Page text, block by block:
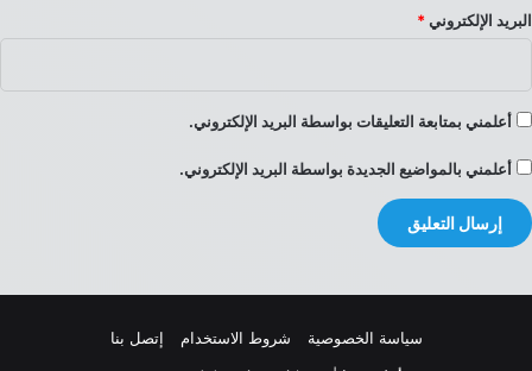
البريد الإلكتروني *
أعلمني بمتابعة التعليقات بواسطة البريد الإلكتروني.
أعلمني بالمواضيع الجديدة بواسطة البريد الإلكتروني.
سياسة الخصوصية شروط الاستخدام
إتصل بنا